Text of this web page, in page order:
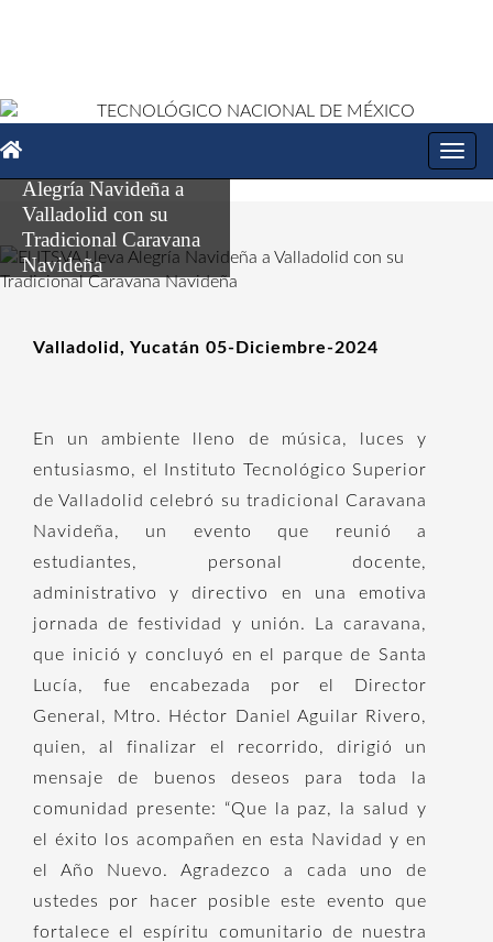
Alegría Navideña a
Valladolid con su
Tradicional Caravana
Navideña
Valladolid, Yucatán 05-Diciembre-2024
En un ambiente lleno de música, luces y
entusiasmo, el Instituto Tecnológico Superior
de Valladolid celebró su tradicional Caravana
Navideña, un evento que reunió a
estudiantes, personal docente,
administrativo y directivo en una emotiva
jornada de festividad y unión. La caravana,
que inició y concluyó en el parque de Santa
Lucía, fue encabezada por el Director
General, Mtro. Héctor Daniel Aguilar Rivero,
quien, al finalizar el recorrido, dirigió un
mensaje de buenos deseos para toda la
comunidad presente: “Que la paz, la salud y
el éxito los acompañen en esta Navidad y en
el Año Nuevo. Agradezco a cada uno de
ustedes por hacer posible este evento que
fortalece el espíritu comunitario de nuestra